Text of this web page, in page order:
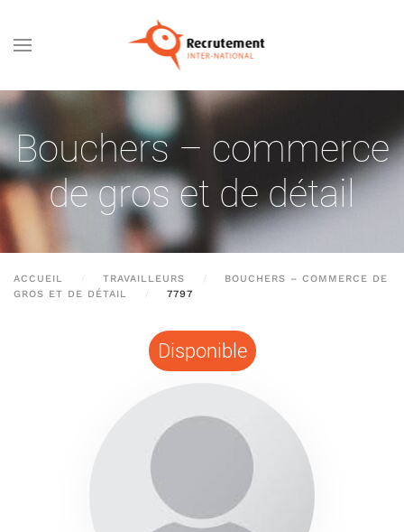
Passer au contenu principal
Bouchers – commerce
de gros et de détail
ACCUEIL TRAVAILLEURS
BOUCHERS – COMMERCE DE
GROS ET DE DÉTAIL
7797
Disponible